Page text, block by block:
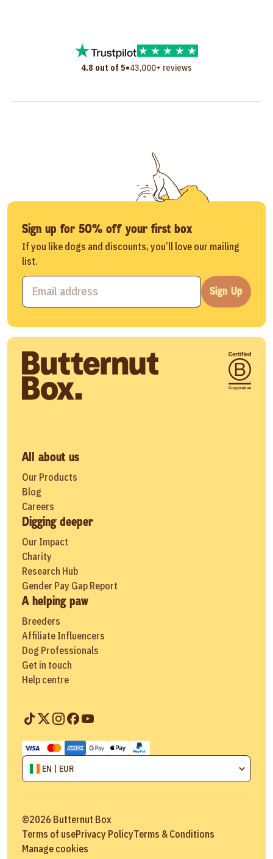
4.8 out of 5•43,000+ reviews
Sign up for 50% off your first box
If you like dogs and discounts, you’ll love our mailing
list.
Sign Up
All about us
Our Products
Blog
Careers
Digging deeper
Our Impact
Charity
Research Hub
Gender Pay Gap Report
A helping paw
Breeders
Affiliate Influencers
Dog Professionals
Get in touch
Help centre
EN | EUR
©2026 Butternut Box
Terms of usePrivacy PolicyTerms & Conditions
Manage cookies